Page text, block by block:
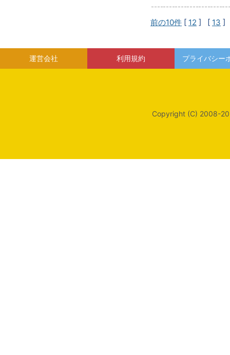
前の10件 [ 12 ] [ 13 ]
運営会社 利用規約 プライバシー
Copyright (C) 2008-